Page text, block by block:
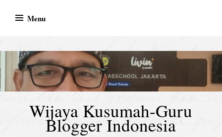
Menu
Wijaya Kusumah-Guru
Blogger Indonesia